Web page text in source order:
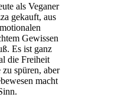
als Veganer
gekauft, aus
Gewissen
Es ist ganz
die Freiheit
spüren, aber
macht